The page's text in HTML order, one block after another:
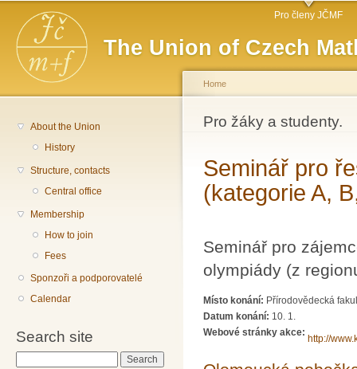
The Union of Czech
Main menu Pro členy JČMF
About the Union
History
Structure, contacts
Central office
Membership
How to join
Fees
Sponzoři a podporovatelé
Calendar
Search site
You are here
Home
Pro žáky a studenty.
Seminář pro
(kategorie A,
Seminář pro
olympiády (z
Místo konání: Přírodovědecká
Datum konání: 10. 1.
Webové stránky akce:
http://